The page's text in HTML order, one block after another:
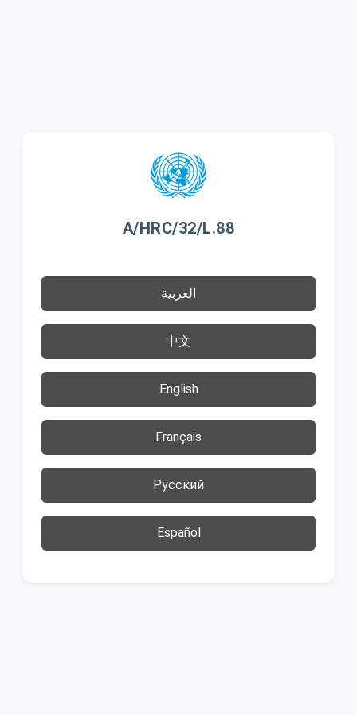
A/HRC/32/L.88
العربية
中文
English
Français
Русский
Español